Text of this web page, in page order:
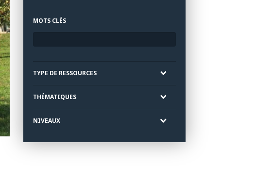
MOTS CLÉS
TYPE DE RESSOURCES
THÉMATIQUES
NIVEAUX